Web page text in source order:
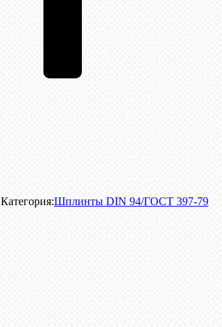
Категория:Шплинты DIN 94/ГОСТ 397-79